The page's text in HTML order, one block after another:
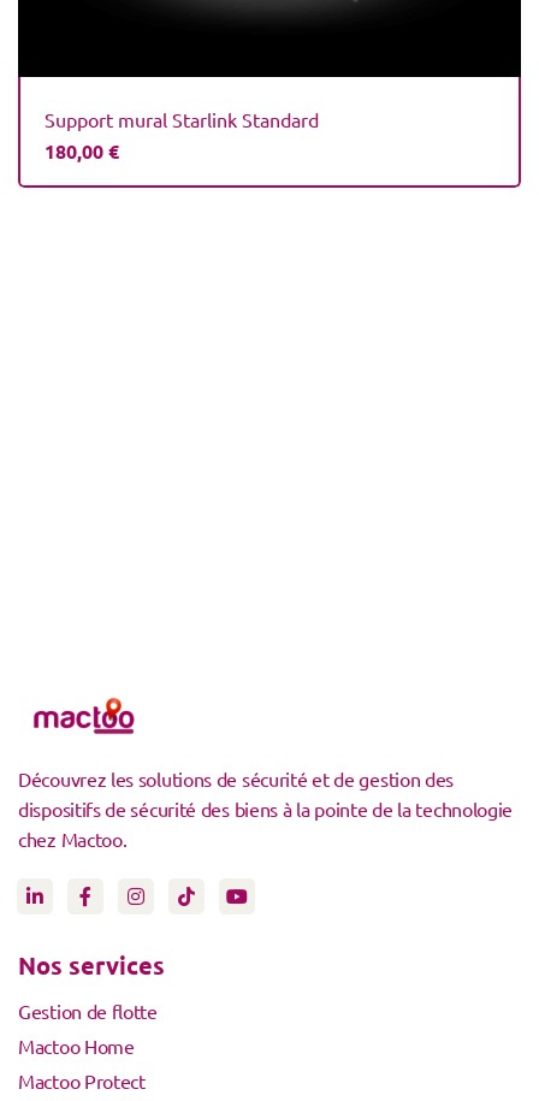
Support mural Starlink Standard
180,00€
Découvrez les solutions de sécurité et de gestion des
dispositifs de sécurité des biens à la pointe de la technologie
chez Mactoo.
Nos services
Gestion de flotte
Mactoo Home
Mactoo Protect